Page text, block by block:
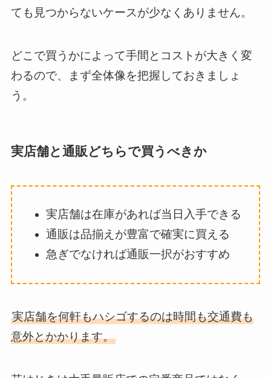
ても見つからないケースが少なくありません。
どこで買うかによって手間とコストが大きく変
わるので、まず全体像を把握しておきましょ
う。
実店舗と通販どちらで買うべきか
実店舗は在庫があれば当日入手できる
通販は品揃えが豊富で確実に買える
急ぎでなければ通販一択がおすすめ
実店舗を何軒もハシゴするのは時間も交通費も
意外とかかります。